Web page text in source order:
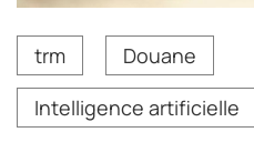
trm
Douane
Intelligence artificielle